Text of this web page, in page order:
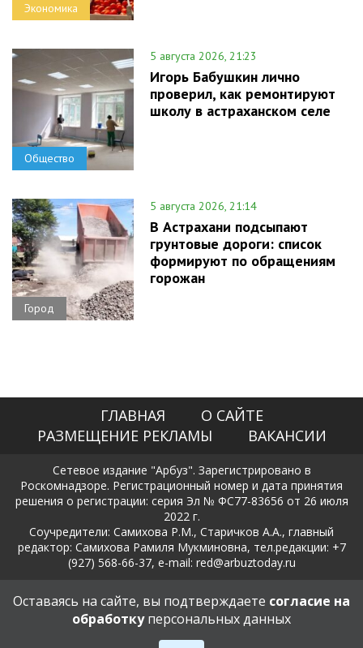
Экономика
Общество
5 августа 2026, 21:23
Игорь Бабушкин лично
проверил, как ремонтируют
школу в астраханском селе
Город
5 августа 2026, 21:14
В Астрахани подсыпают
грунтовые дороги: список
формируют по обращениям
горожан
ГЛАВНАЯ
О САЙТЕ
РАЗМЕЩЕНИЕ РЕКЛАМЫ
ВАКАНСИИ
Сетевое издание "Арбуз". Зарегистрировано в
Роскомнадзоре. Регистрационный номер и дата принятия
решения о регистрации: серия Эл № ФС77-83656 от 26 июля
2022 г.
Соучредители: Самихова Р.М., Старичков А.А., главный
редактор: Самихова Рамиля Мукминовна, тел.редакции: +7
(927) 568-66-37, e-mail: red@arbuztoday.ru
Политика в отношении обработки и защиты персональных
данных
Оставаясь на сайте, вы подтверждаете согласие на
обработкуперсональных данных